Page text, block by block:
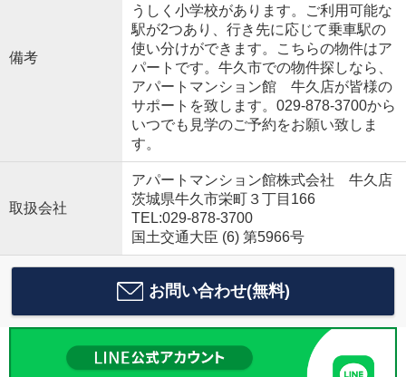
備考
うしく小学校があります。ご利用可能な
駅が2つあり、行き先に応じて乗車駅の
使い分けができます。こちらの物件はア
パートです。牛久市での物件探しなら、
アパートマンション館 牛久店が皆様の
サポートを致します。029-878-3700から
いつでも見学のご予約をお願い致しま
す。
取扱会社
アパートマンション館株式会社 牛久店
茨城県牛久市栄町３丁目166
TEL:029-878-3700
国土交通大臣 (6) 第5966号
お問い合わせ(無料)